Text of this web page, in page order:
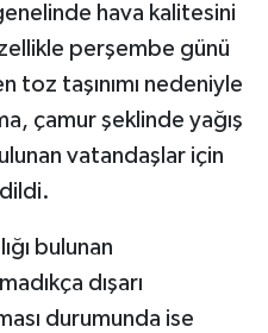
hava kalitesini
perşembe günü
toz taşınımı nedeniyle
çamur şeklinde yağış
vatandaşlar için
bulunan
dışarı
durumunda ise